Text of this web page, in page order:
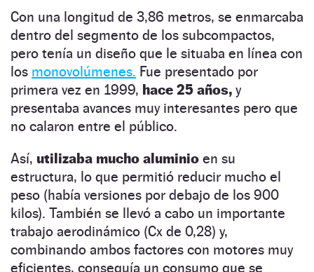
Con una longitud de 3,86 metros, se enmarcaba
dentro del segmento de los subcompactos,
pero tenía un diseño que le situaba en línea con
los monovolúmenes. Fue presentado por
primera vez en 1999, hace 25 años, y
presentaba avances muy interesantes pero que
no calaron entre el público.
Así, utilizaba mucho aluminio en su
estructura, lo que permitió reducir mucho el
peso (había versiones por debajo de los 900
kilos). También se llevó a cabo un importante
trabajo aerodinámico (Cx de 0,28) y,
combinando ambos factores con motores muy
eficientes, conseguía un consumo que se